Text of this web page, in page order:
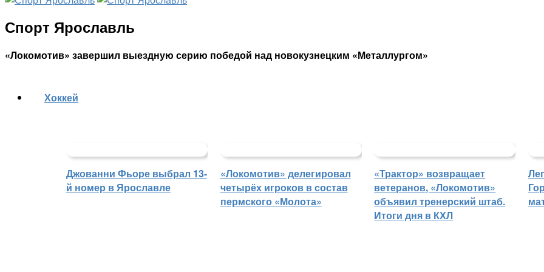
Спорт Ярославль
«Локомотив» завершил выездную серию победой над новокузнецким «Металлургом»
Хоккей
Джованни Фьоре выбрал 13-
й номер в Ярославле
«Локомотив» делегировал
четырёх игроков в состав
пермского «Молота»
«Трактор» возвращает
ветеранов, «Локомотив»
объявил тренерский штаб.
Итоги дня в КХЛ